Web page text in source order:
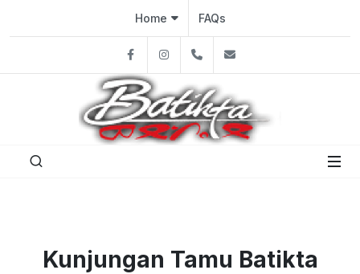
Home FAQs
FacebookInstagram08113921607
Kunjungan Tamu Batikta